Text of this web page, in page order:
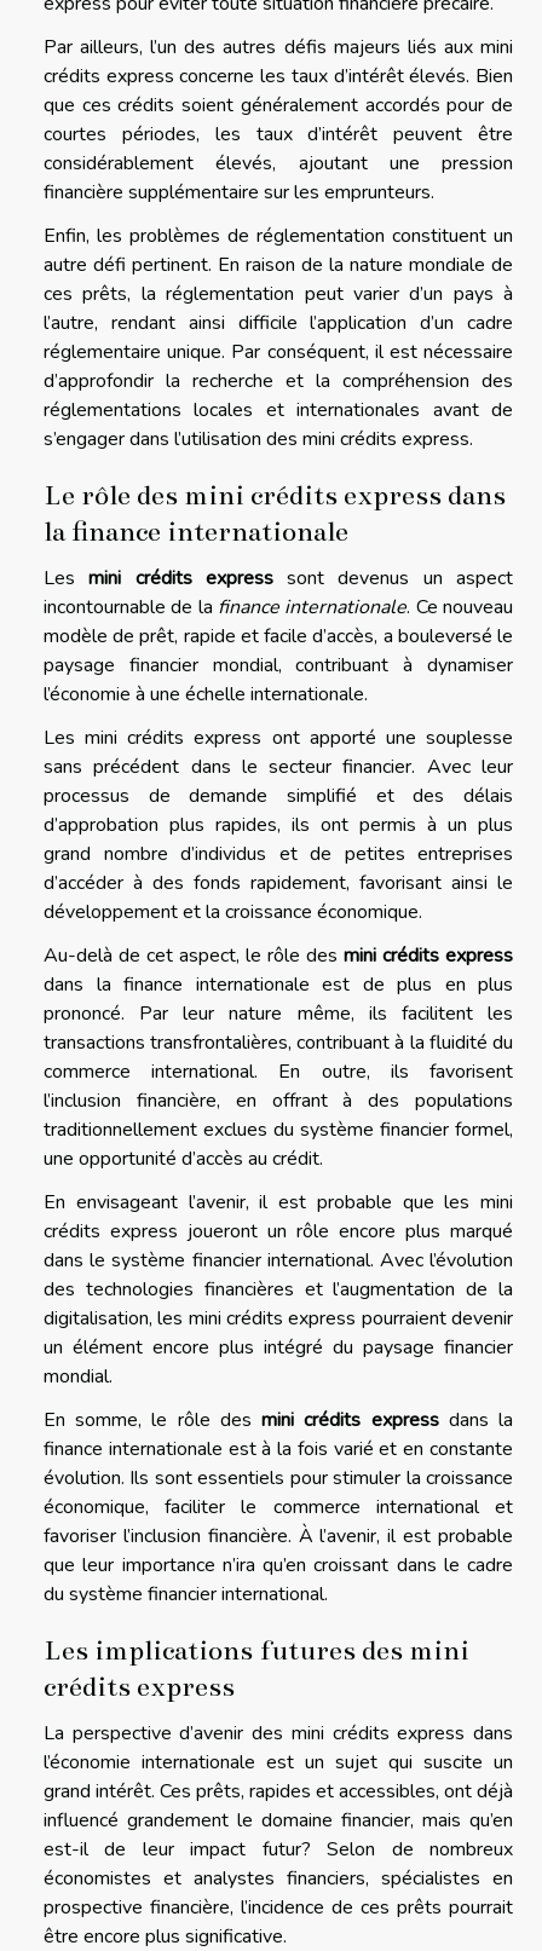
Par ailleurs, l’un des autres défis majeurs liés aux mini
crédits express concerne les taux d’intérêt élevés. Bien
que ces crédits soient généralement accordés pour de
courtes périodes, les taux d’intérêt peuvent être
considérablement élevés, ajoutant une pression
financière supplémentaire sur les emprunteurs.
Enfin, les problèmes de réglementation constituent un
autre défi pertinent. En raison de la nature mondiale de
ces prêts, la réglementation peut varier d’un pays à
l’autre, rendant ainsi difficile l’application d’un cadre
réglementaire unique. Par conséquent, il est nécessaire
d’approfondir la recherche et la compréhension des
réglementations locales et internationales avant de
s’engager dans l’utilisation des mini crédits express.
Le rôle des mini crédits express dans
la finance internationale
Lesmini crédits expresssont devenus un aspect
incontournable de la finance internationale. Ce nouveau
modèle de prêt, rapide et facile d’accès, a bouleversé le
paysage financier mondial, contribuant à dynamiser
l’économie à une échelle internationale.
Les mini crédits express ont apporté une souplesse
sans précédent dans le secteur financier. Avec leur
processus de demande simplifié et des délais
d’approbation plus rapides, ils ont permis à un plus
grand nombre d’individus et de petites entreprises
d’accéder à des fonds rapidement, favorisant ainsi le
développement et la croissance économique.
Au-delà de cet aspect, le rôle des mini crédits express
dans la finance internationale est de plus en plus
prononcé. Par leur nature même, ils facilitent les
transactions transfrontalières, contribuant à la fluidité du
commerce international. En outre, ils favorisent
l’inclusion financière, en offrant à des populations
traditionnellement exclues du système financier formel,
une opportunité d’accès au crédit.
En envisageant l’avenir, il est probable que les mini
crédits express joueront un rôle encore plus marqué
dans le système financier international. Avec l’évolution
des technologies financières et l’augmentation de la
digitalisation, les mini crédits express pourraient devenir
un élément encore plus intégré du paysage financier
mondial.
En somme, le rôle desmini crédits expressdans la
finance internationale est à la fois varié et en constante
évolution. Ils sont essentiels pour stimuler la croissance
économique, faciliter le commerce international et
favoriser l’inclusion financière. À l’avenir, il est probable
que leur importance n’ira qu’en croissant dans le cadre
du système financier international.
Les implications futures des mini
crédits express
La perspective d’avenir des mini crédits express dans
l’économie internationale est un sujet qui suscite un
grand intérêt. Ces prêts, rapides et accessibles, ont déjà
influencé grandement le domaine financier, mais qu’en
est-il de leur impact futur? Selon de nombreux
économistes et analystes financiers, spécialistes en
prospective financière, l’incidence de ces prêts pourrait
être encore plus significative.